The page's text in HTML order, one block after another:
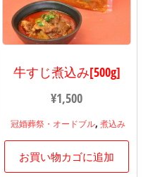
牛すじ煮込み[500g]
¥1,500
冠婚葬祭・オードブル, 煮込み
お買い物カゴに追加